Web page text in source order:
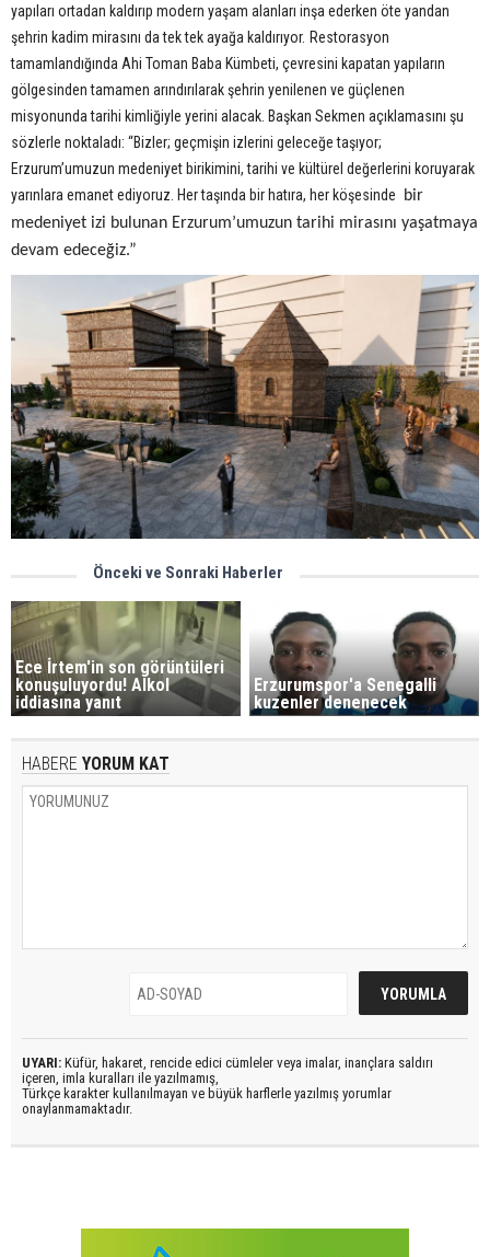
yapıları ortadan kaldırıp modern yaşam alanları inşa ederken öte yandan
şehrin kadim mirasını da tek tek ayağa kaldırıyor. Restorasyon
tamamlandığında Ahi Toman Baba Kümbeti, çevresini kapatan yapıların
gölgesinden tamamen arındırılarak şehrin yenilenen ve güçlenen
misyonunda tarihi kimliğiyle yerini alacak. Başkan Sekmen açıklamasını şu
sözlerle noktaladı: “Bizler; geçmişin izlerini geleceğe taşıyor;
Erzurum’umuzun medeniyet birikimini, tarihi ve kültürel değerlerini koruyarak
yarınlara emanet ediyoruz. Her taşında bir hatıra, her köşesinde bir
medeniyet izi bulunan Erzurum’umuzun tarihi mirasını yaşatmaya
devam edeceğiz.”
Önceki ve Sonraki Haberler
Ece İrtem'in son görüntüleri
konuşuluyordu! Alkol
iddiasına yanıt
Erzurumspor'a Senegalli
kuzenler denenecek
HABERE YORUM KAT
UYARI: Küfür, hakaret, rencide edici cümleler veya imalar, inançlara saldırı
içeren, imla kuralları ile yazılmamış,
Türkçe karakter kullanılmayan ve büyük harflerle yazılmış yorumlar
onaylanmamaktadır.